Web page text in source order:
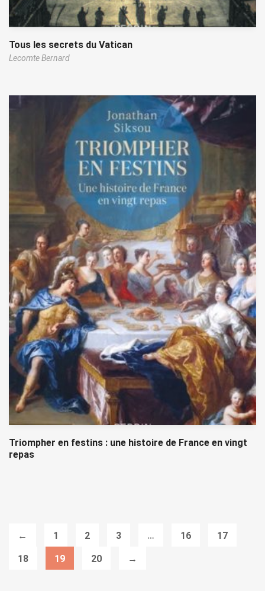
Tous les secrets du Vatican
Lecomte Bernard
Triompher en festins : une histoire de France en vingt
repas
← 1 2 3 … 16 17
18 19 20 →